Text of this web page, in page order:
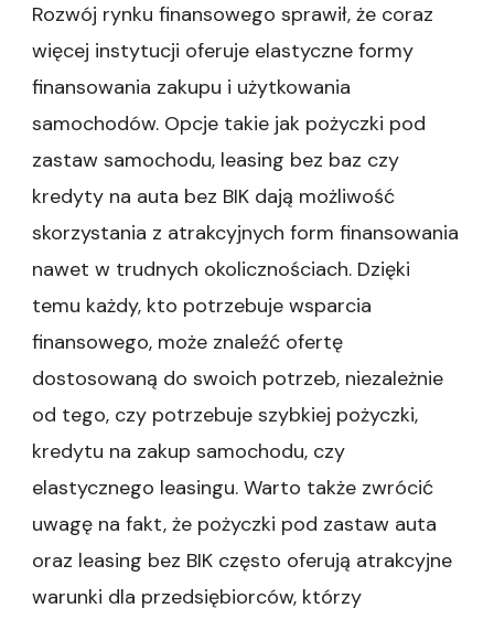
Rozwój rynku finansowego sprawił, że coraz
więcej instytucji oferuje elastyczne formy
finansowania zakupu i użytkowania
samochodów. Opcje takie jak pożyczki pod
zastaw samochodu, leasing bez baz czy
kredyty na auta bez BIK dają możliwość
skorzystania z atrakcyjnych form finansowania
nawet w trudnych okolicznościach. Dzięki
temu każdy, kto potrzebuje wsparcia
finansowego, może znaleźć ofertę
dostosowaną do swoich potrzeb, niezależnie
od tego, czy potrzebuje szybkiej pożyczki,
kredytu na zakup samochodu, czy
elastycznego leasingu. Warto także zwrócić
uwagę na fakt, że pożyczki pod zastaw auta
oraz leasing bez BIK często oferują atrakcyjne
warunki dla przedsiębiorców, którzy